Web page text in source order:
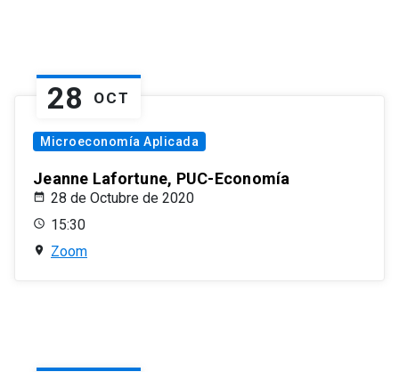
28 OCT
Microeconomía Aplicada
Jeanne Lafortune, PUC-Economía
28 de Octubre de 2020
15:30
Zoom